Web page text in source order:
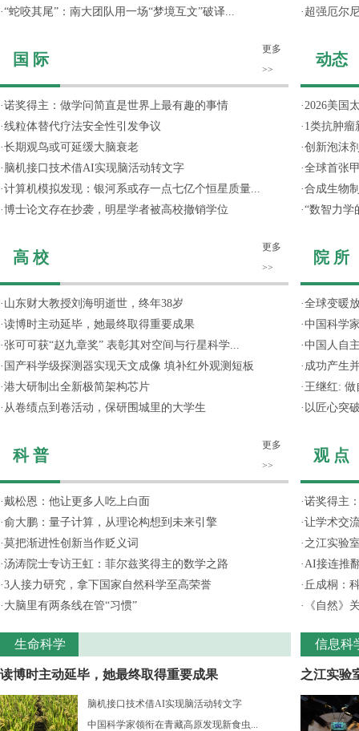
·“蛇咬其尾”：南大团队用一场“梦境互文”破译...
国 际
更多
>>
·诺奖得主：做学问简直是世界上最有趣的事情
·线粒体替代疗法安全性引发争议
·长期观鸟或可延缓大脑衰老
· 脑机接口技术借AI实现脑活动转文字
·计算机模拟发现：银河系或存一点七亿个恒星质量...
·博士论文存在抄袭，明星学者被高校撤销学位
高 校
更多
>>
· 山东财大教授刘海明逝世，终年38岁
·读博时主动延毕，她最终取得重要成果
·张可可获“赵九章奖” 表彰其对空间与行星科学...
· 国产科学级探测器实现天文成像 填补红外观测短板
·港大研制出全新极简架构芯片
· 从卷绩点到卷活动，保研围城里的大学生
科 普
更多
>>
·戴松恩：他让更多人吃上白面
·俞大鹏：量子计算，从理论构想到未来引擎
·莫把渐进性创新当作贬义词
·汤涛院士专访王虹：菲尔兹奖得主的数学之路
·3人接力研究，拿下国家自然科学至高荣誉
· 大脑里有两条线在管“习惯”
生命科学
读博时主动延毕，她最终取得重要成果
脑机接口技术借AI实现脑活动转文字
中国科学家领衔在青藏高原发现新食虫...
· 超强厄尔
动态
·2026美国
· 1类抗肿瘤
·创新泡沫
·全球首张
·合成生物
·“数智力学
院 所
·全球变暖
·中国科学
·中国人自
· 成功产生
· 王继红: 做
· 以匠心突
观 点
·诺奖得主
·让学术交
· 之江实验
·AI接连推
· 丘成桐：
·
《自然》
信息科
之江实验